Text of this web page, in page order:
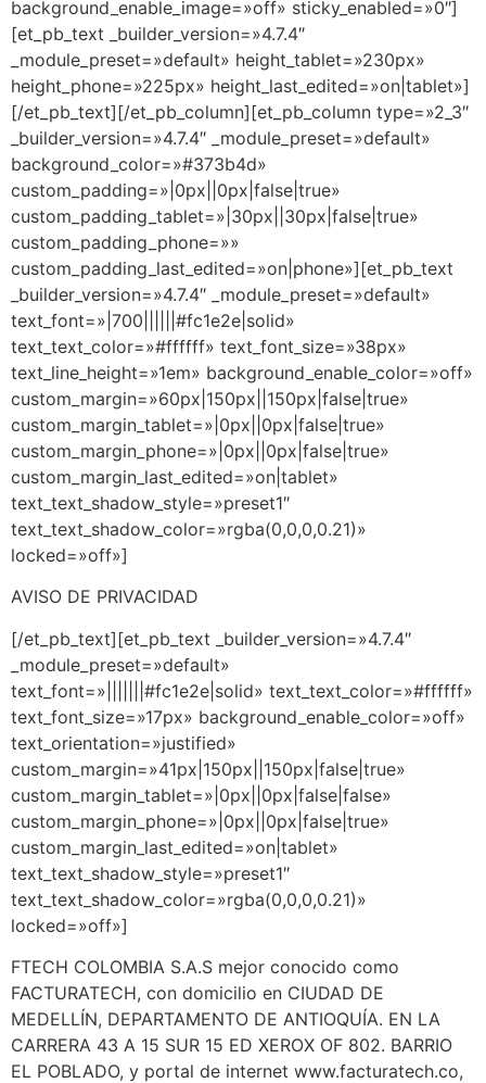
background_enable_image=»off» sticky_enabled=»0″]
[et_pb_text _builder_version=»4.7.4″
_module_preset=»default» height_tablet=»230px»
height_phone=»225px» height_last_edited=»on|tablet»]
[/et_pb_text][/et_pb_column][et_pb_column type=»2_3″
_builder_version=»4.7.4″ _module_preset=»default»
background_color=»#373b4d»
custom_padding=»|0px||0px|false|true»
custom_padding_tablet=»|30px||30px|false|true»
custom_padding_phone=»»
custom_padding_last_edited=»on|phone»][et_pb_text
_builder_version=»4.7.4″ _module_preset=»default»
text_font=»|700||||||#fc1e2e|solid»
text_text_color=»#ffffff» text_font_size=»38px»
text_line_height=»1em» background_enable_color=»off»
custom_margin=»60px|150px||150px|false|true»
custom_margin_tablet=»|0px||0px|false|true»
custom_margin_phone=»|0px||0px|false|true»
custom_margin_last_edited=»on|tablet»
text_text_shadow_style=»preset1″
text_text_shadow_color=»rgba(0,0,0,0.21)»
locked=»off»]
AVISO DE PRIVACIDAD
[/et_pb_text][et_pb_text _builder_version=»4.7.4″
_module_preset=»default»
text_font=»|||||||#fc1e2e|solid» text_text_color=»#ffffff»
text_font_size=»17px» background_enable_color=»off»
text_orientation=»justified»
custom_margin=»41px|150px||150px|false|true»
custom_margin_tablet=»|0px||0px|false|false»
custom_margin_phone=»|0px||0px|false|true»
custom_margin_last_edited=»on|tablet»
text_text_shadow_style=»preset1″
text_text_shadow_color=»rgba(0,0,0,0.21)»
locked=»off»]
FTECH COLOMBIA S.A.S mejor conocido como
FACTURATECH, con domicilio en CIUDAD DE
MEDELLÍN, DEPARTAMENTO DE ANTIOQUÍA. EN LA
CARRERA 43 A 15 SUR 15 ED XEROX OF 802. BARRIO
EL POBLADO, y portal de internet www.facturatech.co,